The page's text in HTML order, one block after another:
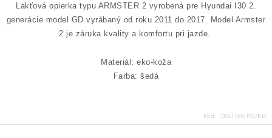
Lakťová opierka typu ARMSTER 2 vyrobená pre Hyundai I30 2.
generácie model GD vyrábaný od roku 2011 do 2017.
Model Armster
2 je záruka kvality a komfortu pri jazde.
Materiál: eko-koža
Farba: šedá
Kód: 100L1159/PO/ED